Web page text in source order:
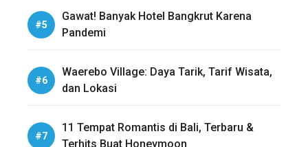
Gawat! Banyak Hotel Bangkrut Karena
Pandemi
Waerebo Village: Daya Tarik, Tarif Wisata,
dan Lokasi
11 Tempat Romantis di Bali, Terbaru &
Terhits Buat Honeymoon